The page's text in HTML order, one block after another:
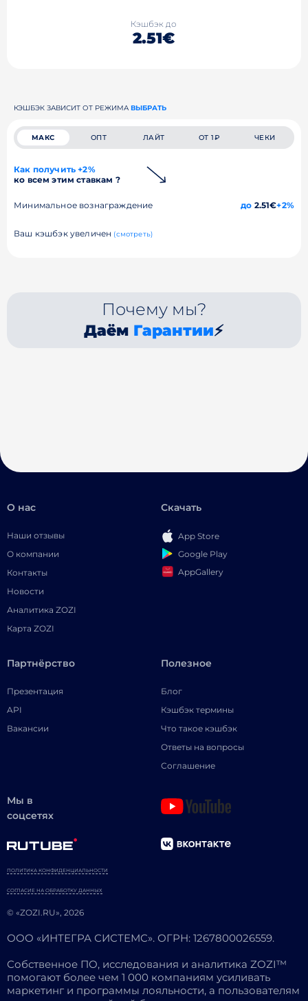
Кэшбэк до
2.51€
КЭШБЭК ЗАВИСИТ ОТ РЕЖИМА ВЫБРАТЬ
МАКС ОПТ ЛАЙТ ОТ 1₽ ЧЕКИ
Как получить +2%
ко всем этим ставкам ?
Минимальное вознаграждение до 2.51€+2%
Ваш кэшбэк увеличен (смотреть)
Почему мы?
Даём Гарантии⚡
О нас
Наши отзывы
О компании
Контакты
Новости
Аналитика ZOZI
Карта ZOZI
Скачать
App Store
Google Play
AppGallery
Партнёрство
Презентация
API
Вакансии
Полезное
Блог
Кэшбэк термины
Что такое кэшбэк
Ответы на вопросы
Соглашение
Мы в
соцсетях
© «ZOZI.RU», 2026
ПОЛИТИКА КОНФИДЕНЦИАЛЬНОСТИ
СОГЛАСИЕ НА ОБРАБОТКУ ДАННЫХ
ООО «ИНТЕГРА СИСТЕМС». ОГРН: 1267800026559.
Собственное ПО, исследования и аналитика ZOZI™
помогают более чем 1 000 компаниям усиливать
маркетинг и программы лояльности, а пользователям